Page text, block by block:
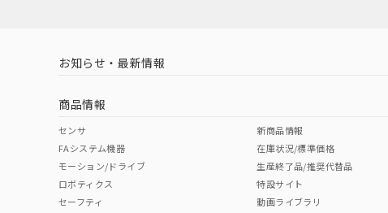
中国 RoHS 注意事項・凡例
中国 RoHS表
Pb Hg Cr(VI)
（イギリス
（ノルウェー
お知らせ・最新情報
商品情報
センサ
FAシステム機器
モーション/ドライブ
ロボティクス
セーフティ
新商品情報
在庫状況/標準価格
生産終了品/推奨代替品
特設サイト
動画ライブラリ